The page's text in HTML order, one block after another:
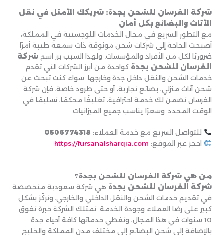
شركة الفرسان للشحن بجدة: شريكك الأمثل في نقل
الأثاث والبضائع بكل أمان
مع التطور السريع في مجال الخدمات اللوجستية في المملكة،
أصبحت الحاجة إلى شركات شحن موثوقة ذات سمعة طيبة أمرًا
ضروريًا لكل من الأفراد والمؤسسات. ولهذا السبب برز اسمشركة
الفرسان للشحن بجدة كواحدة من أبرز الشركات التي تقدم
خدمات الشحن والنقل داخل جدة وخارجها. سواء كنت تبحث عن
شحن أثاث منزلي، بضائع تجارية، أو حتى طرود خاصة، فإن شركة
الفرسان تضمن لك خدمة احترافية، تغليفًا محكمًا، تسليمًا في
الوقت المحدد، وسعرًا يناسب جميع الميزانيات.
للتواصل السريع مع خدمة العملاء: 0506774318
احجز عبر الموقع: https://fursanalsharqia.com
من هي شركة الفرسان للشحن بجدة؟
شركة الفرسان للشحن بجدة هي شركة سعودية متخصصة
في تقديم خدمات الشحن والنقل الداخلي والخارجي، وتركّز بشكل
كبير على رضا العملاء وجودة الخدمة. تمتلك الشركة خبرة تفوق
10 سنوات في هذا المجال، وتغطي خدماتها كافة أحياء جدة
بالإضافة إلى شحن البضائع إلى مختلف مدن المملكة والخليج.